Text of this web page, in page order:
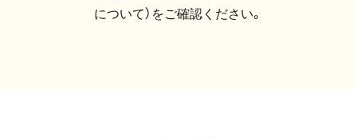
について）をご確認ください。